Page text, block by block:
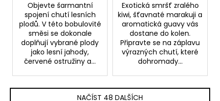
Objevte šarmantní
spojení chutí lesních
plodů. V této bobulovité
směsi se dokonale
doplňují vybrané plody
jako lesní jahody,
červené ostružiny a...
Exotická smršť zralého
kiwi, šťavnaté marakuji a
aromatická guavy vás
dostane do kolen.
Připravte se na záplavu
výrazných chutí, které
dohromady...
NAČÍST 48 DALŠÍCH